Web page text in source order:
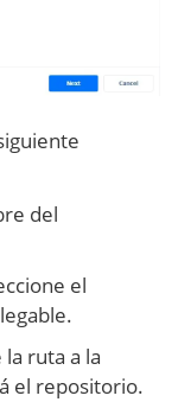
del
el
ruta a la
el repositorio.